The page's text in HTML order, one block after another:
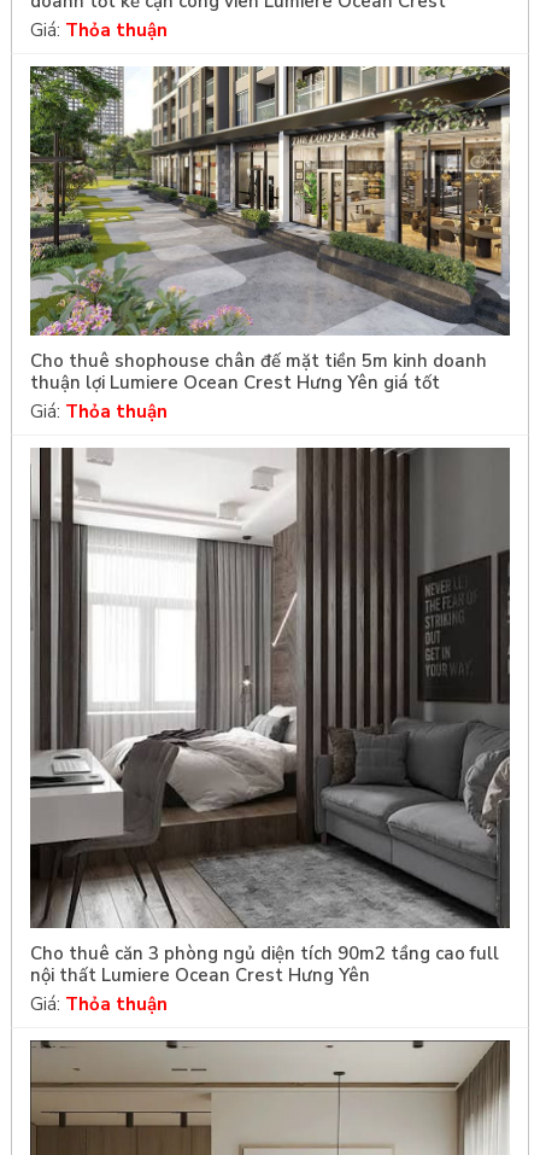
Giá: Thỏa thuận
Cho thuê shophouse chân đế mặt tiền 5m kinh doanh
thuận lợi Lumiere Ocean Crest Hưng Yên giá tốt
Giá: Thỏa thuận
Cho thuê căn 3 phòng ngủ diện tích 90m2 tầng cao full
nội thất Lumiere Ocean Crest Hưng Yên
Giá: Thỏa thuận